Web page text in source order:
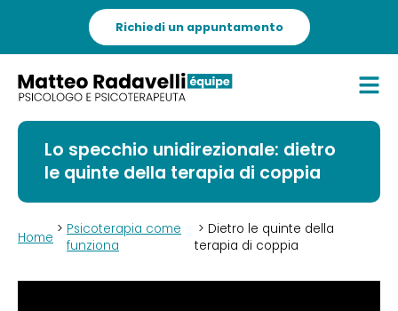
Richiedi un appuntamento
Lo specchio unidirezionale: dietro
le quinte della terapia di coppia
Home > Psicoterapia come
funziona
> Dietro le quinte della
terapia di coppia